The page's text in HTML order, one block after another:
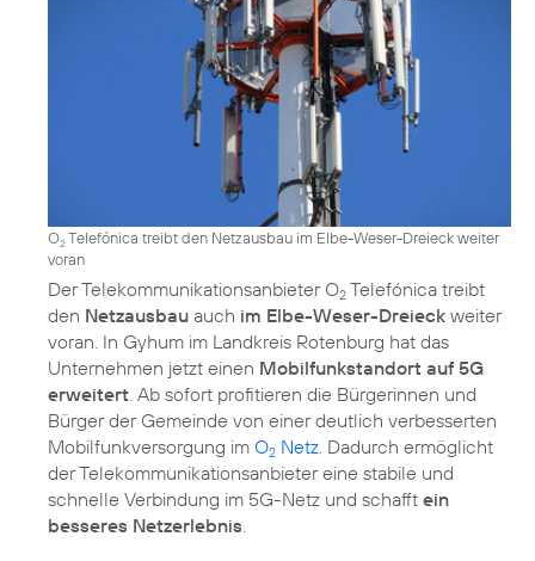
O2Telefónica treibt den Netzausbau im Elbe-Weser-Dreieck weiter
voran
Der Telekommunikationsanbieter O2 Telefónica treibt
den Netzausbau auch im Elbe-Weser-Dreieck weiter
voran. In Gyhum im Landkreis Rotenburg hat das
Unternehmen jetzt einen Mobilfunkstandort auf 5G
erweitert . Ab sofort profitieren die Bürgerinnen und
Bürger der Gemeinde von einer deutlich verbesserten
Mobilfunkversorgung im O2 Netz . Dadurch ermöglicht
der Telekommunikationsanbieter eine stabile und
schnelle Verbindung im 5G-Netz und schafft ein
besseres Netzerlebnis